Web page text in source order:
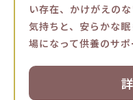
い存在、かけがえの
気持ちと、安らかな
場になって供養のサポ